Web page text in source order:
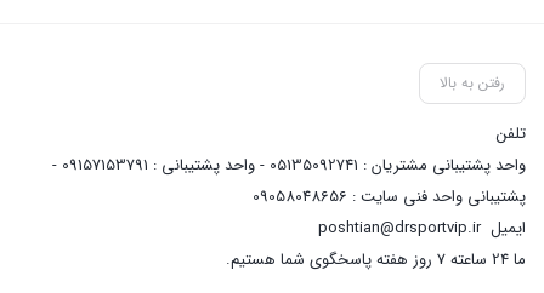
رفتن به بالا
تلفن
واحد پشتیبانی مشتریان : 05135092741 - واحد پشتیبانی : 09157153791 -
پشتیبانی واحد فنی سایت : 09058048656
ایمیلposhtian@drsportvip.ir
ما 24 ساعته 7 روز هفته پاسخگوی شما هستیم.